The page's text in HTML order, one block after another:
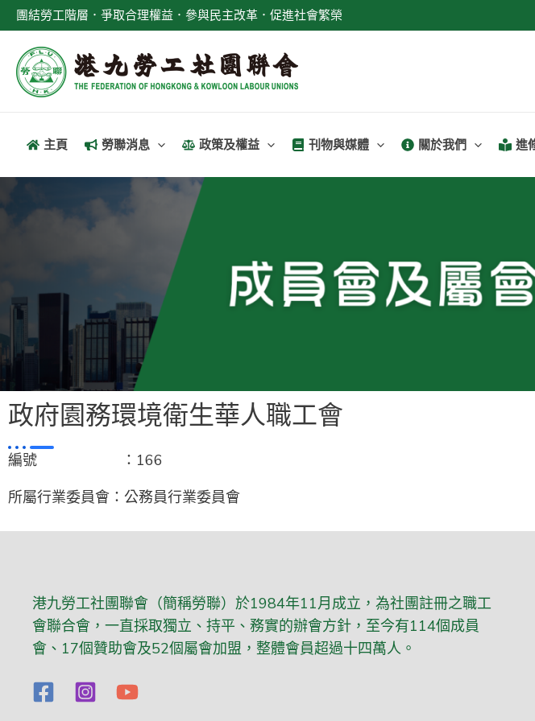
至
團結勞工階層．爭取合理權益．參與民主改革．促進社會繁榮
主頁 勞聯消息 政策及權益 刊物與媒體 關於我們 進
政府園務環境衛生華人職工會
編號 ：166
所屬行業委員會：公務員行業委員會
港九勞工社團聯會（簡稱勞聯）於1984年11月成立，為社團註冊之職工
會聯合會，一直採取獨立、持平、務實的辦會方針，至今有114個成員
會、17個贊助會及52個屬會加盟，整體會員超過十四萬人。